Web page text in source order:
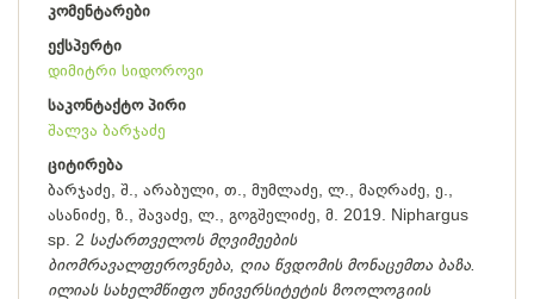
კომენტარები
ექსპერტი
დიმიტრი სიდოროვი
საკონტაქტო პირი
შალვა ბარჯაძე
ციტირება
ბარჯაძე, შ., არაბული, თ., მუმლაძე, ლ., მაღრაძე, ე.,
ასანიძე, ზ., შავაძე, ლ., გოგშელიძე, მ. 2019. Niphargus
sp. 2 საქართველოს მღვიმეების
ბიომრავალფეროვნება, ღია წვდომის მონაცემთა ბაზა.
ილიას სახელმწიფო უნივერსიტეტის ზოოლოგიის